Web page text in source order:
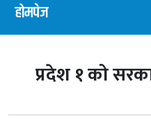
होमपेज
प्रदेश १ को